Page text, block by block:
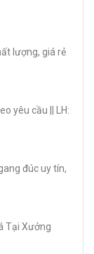
lượng, giá rẻ
yêu cầu || LH:
đúc uy tín,
Tại Xưởng